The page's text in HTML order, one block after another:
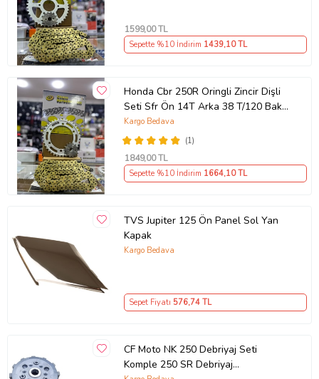
1599,00 TL
Sepette %10 İndirim 1439,10 TL
Honda Cbr 250R Oringli Zincir Dişli
Seti Sfr Ön 14T Arka 38 T/120 Bakla
2011-17 Arasmto
(1)
Kargo Bedava
1849,00 TL
Sepette %10 İndirim 1664,10 TL
TVS Jupiter 125 Ön Panel Sol Yan
Kapak
Kargo Bedava
Sepet Fiyatı 576,74 TL
CF Moto NK 250 Debriyaj Seti
Komple 250 SR Debriyaj